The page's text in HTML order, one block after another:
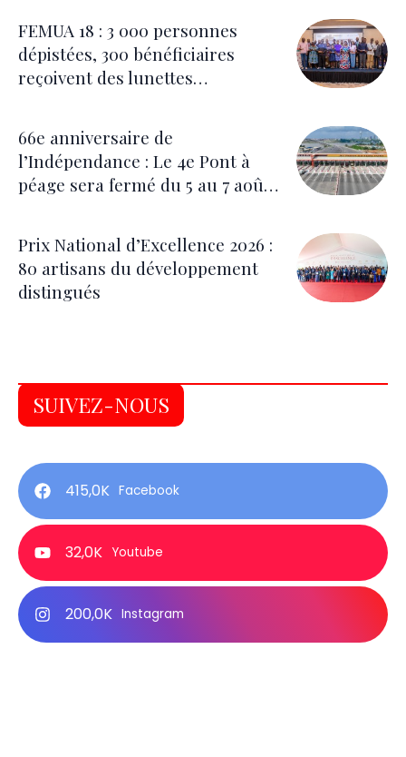
FEMUA 18 : 3 000 personnes
dépistées, 300 bénéficiaires
reçoivent des lunettes
66e anniversaire de
l’Indépendance : Le 4e Pont à
péage sera fermé du 5 au 7 août
Prix National d’Excellence 2026 :
80 artisans du développement
distingués
SUIVEZ-NOUS
415,0K Facebook
32,0K Youtube
200,0K Instagram